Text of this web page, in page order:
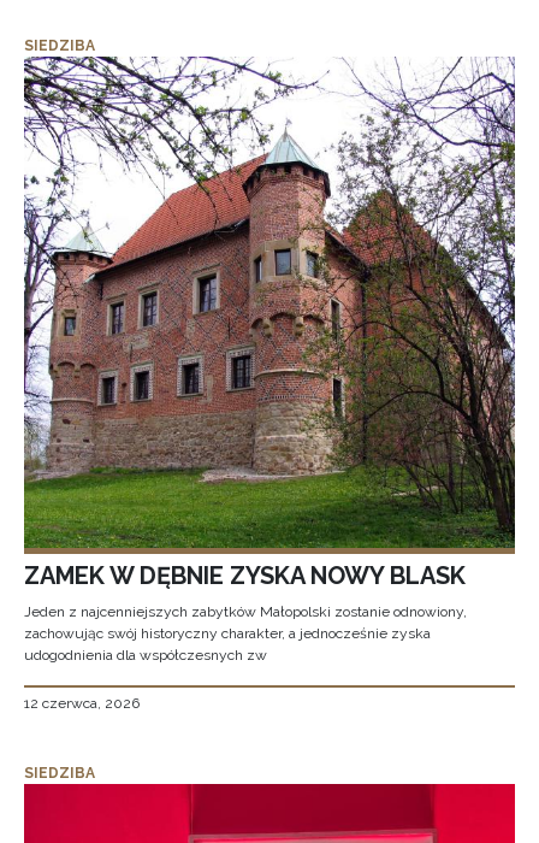
SIEDZIBA
ZAMEK W DĘBNIE ZYSKA NOWY BLASK
Jeden z najcenniejszych zabytków Małopolski zostanie odnowiony,
zachowując swój historyczny charakter, a jednocześnie zyska
udogodnienia dla współczesnych zw
12 czerwca, 2026
SIEDZIBA